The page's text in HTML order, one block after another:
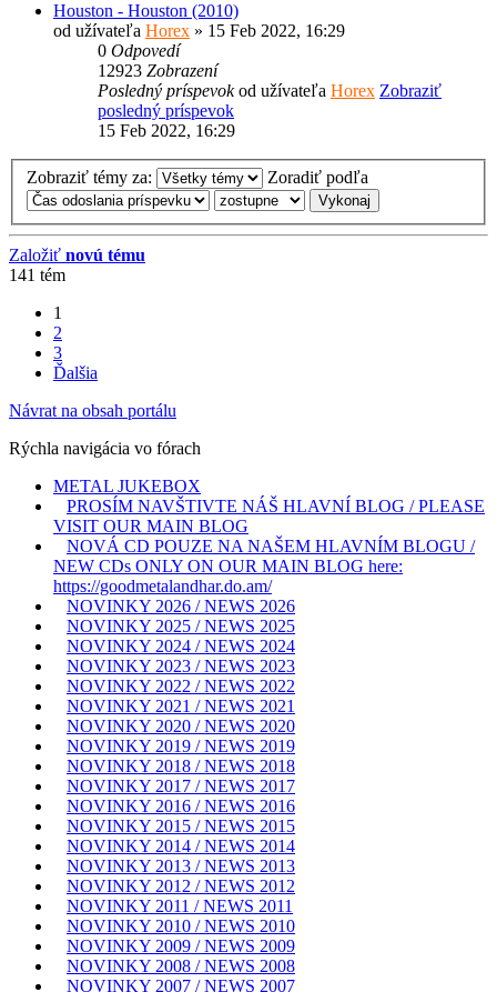
Houston - Houston (2010)
od užívateľa Horex » 15 Feb 2022, 16:29
0 Odpovedí
12923 Zobrazení
Posledný príspevokod užívateľa Horex Zobraziť
posledný príspevok
15 Feb 2022, 16:29
Zobraziť témy za: Zoradiť podľa
Založiť novú tému
141 tém
1
2
3
Ďalšia
Návrat na obsah portálu
Rýchla navigácia vo fórach
METAL JUKEBOX
PROSÍM NAVŠTIVTE NÁŠ HLAVNÍ BLOG / PLEASE
VISIT OUR MAIN BLOG
NOVÁ CD POUZE NA NAŠEM HLAVNÍM BLOGU /
NEW CDs ONLY ON OUR MAIN BLOG here:
https://goodmetalandhar.do.am/
NOVINKY 2026 / NEWS 2026
NOVINKY 2025 / NEWS 2025
NOVINKY 2024 / NEWS 2024
NOVINKY 2023 / NEWS 2023
NOVINKY 2022 / NEWS 2022
NOVINKY 2021 / NEWS 2021
NOVINKY 2020 / NEWS 2020
NOVINKY 2019 / NEWS 2019
NOVINKY 2018 / NEWS 2018
NOVINKY 2017 / NEWS 2017
NOVINKY 2016 / NEWS 2016
NOVINKY 2015 / NEWS 2015
NOVINKY 2014 / NEWS 2014
NOVINKY 2013 / NEWS 2013
NOVINKY 2012 / NEWS 2012
NOVINKY 2011 / NEWS 2011
NOVINKY 2010 / NEWS 2010
NOVINKY 2009 / NEWS 2009
NOVINKY 2008 / NEWS 2008
NOVINKY 2007 / NEWS 2007